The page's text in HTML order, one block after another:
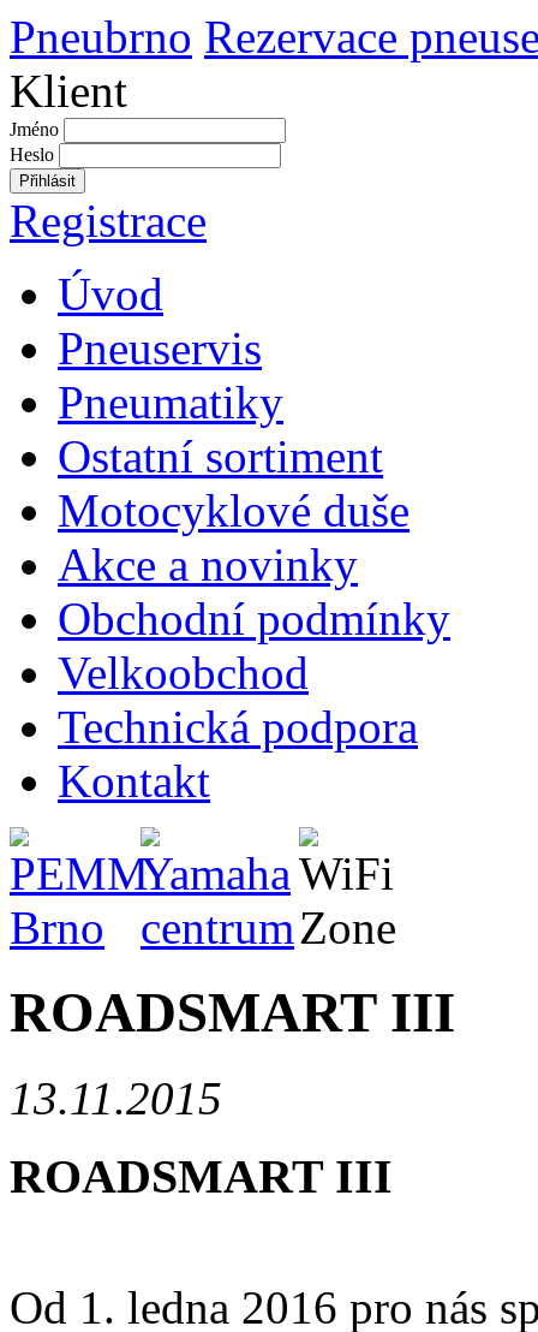
Pneubrno Rezervace
Klient
Jméno
Heslo
Přihlásit
Registrace
Úvod
Pneuservis
Pneumatiky
Ostatní sortiment
Motocyklové duše
Akce a novinky
Obchodní podmínky
Velkoobchod
Technická podpora
Kontakt
ROADSMART III
13.11.2015
ROADSMART III
Od 1. ledna 2016 pro nás